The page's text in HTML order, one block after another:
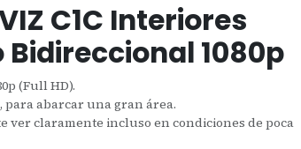
C1C Interiores
Bidireccional 1080p
(Full HD).
para abarcar una gran área.
ver claramente incluso en condiciones de poca